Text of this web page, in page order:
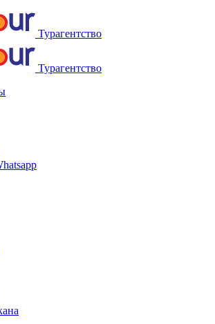
Турагентство
Турагентство